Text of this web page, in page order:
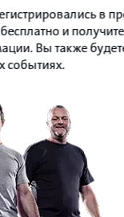
в
и
Вы также
событиях.